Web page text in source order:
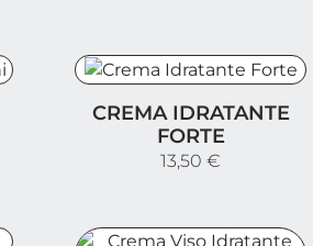
CREMA IDRATANTE
FORTE
13,50 €